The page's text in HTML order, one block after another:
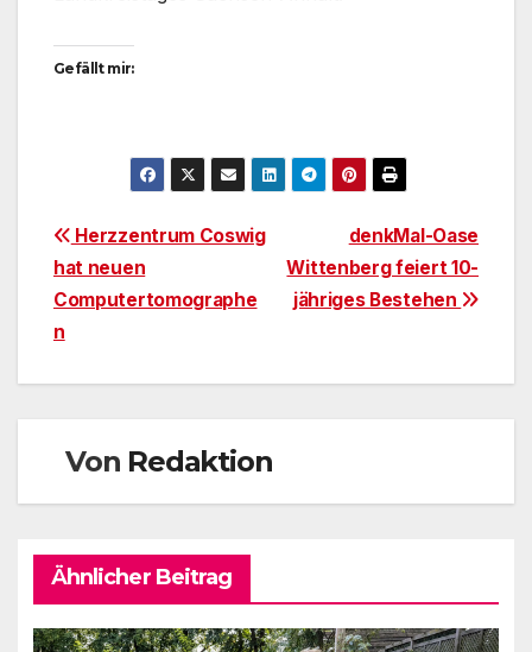
Gefällt mir:
BeitragsnavigationdenkMal-Oase
Wittenberg feiert 10-
jähriges Bestehen
Herzzentrum Coswig
hat neuen
Computertomographe
n
Von Redaktion
Ähnlicher Beitrag